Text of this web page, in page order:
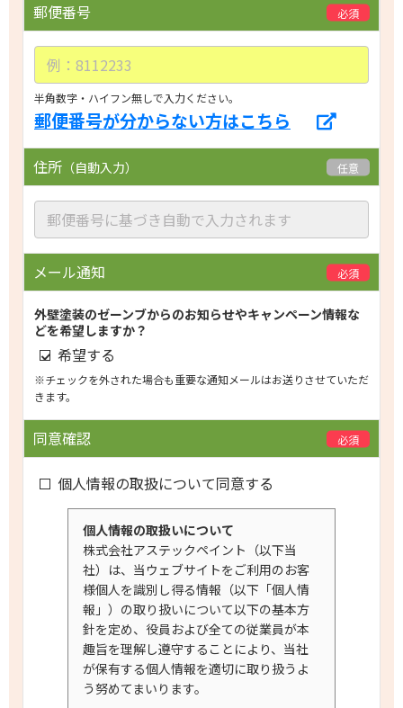
e
m
郵便番号 必須
半角数字・ハイフン無しで入力ください。
郵便番号が分からない方はこちら
住所 （自動入力） 任意
メール通知 必須
外壁塗装のゼーンブからのお知らせやキャンペーン情報な
どを希望しますか？
希望する
※チェックを外された場合も重要な通知メールはお送りさせていただ
きます。
同意確認 必須
個人情報の取扱について同意する
個人情報の取扱いについて
株式会社アステックペイント（以下当
社）は、当ウェブサイトをご利用のお客
様個人を識別し得る情報（以下「個人情
報」）の取り扱いについて以下の基本方
針を定め、役員および全ての従業員が本
趣旨を理解し遵守することにより、当社
が保有する個人情報を適切に取り扱うよ
う努めてまいります。